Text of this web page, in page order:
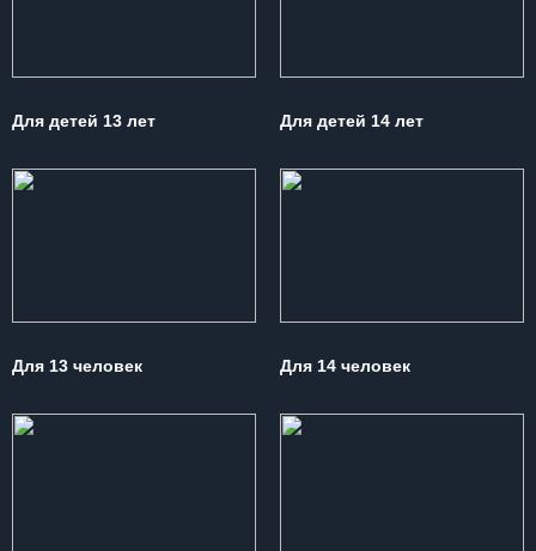
Для детей 13 лет Для детей 14 лет
Для 13 человек Для 14 человек